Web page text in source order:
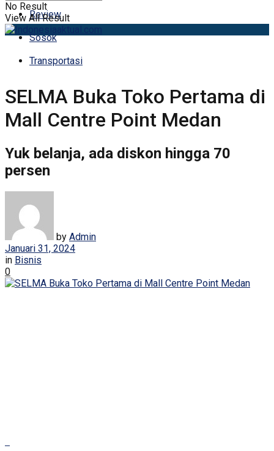
Review
Sosok
Transportasi
No Result
View All Result
SELMA Buka Toko Pertama di
Mall Centre Point Medan
Yuk belanja, ada diskon hingga 70
persen
by Admin
Januari 31, 2024
in Bisnis
0